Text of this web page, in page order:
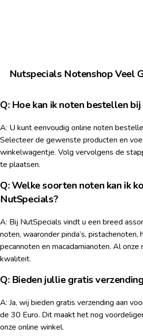
Nutspecials Notenshop Veel
Q: Hoe kan ik noten bestellen
A: U kunt eenvoudig online noten
Selecteer de gewenste producten en
winkelwagentje. Volg vervolgens de
te plaatsen.
Q: Welke soorten noten kan ik
NutSpecials?
A: Bij NutSpecials vindt u een breed
noten, waaronder pinda’s, pistachenoten,
pecannoten en macadamianoten. Al
kwaliteit.
Q: Bieden jullie gratis
A: Ja, wij bieden gratis verzending aan
de 30 Euro. Dit maakt het nog
onze online winkel.